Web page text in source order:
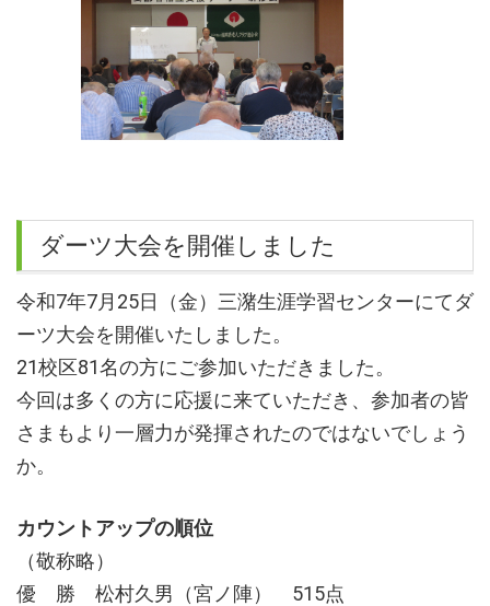
ダーツ大会を開催しました
令和7年7月25日（金）三潴生涯学習センターにてダ
ーツ大会を開催いたしました。
21校区81名の方にご参加いただきました。
今回は多くの方に応援に来ていただき、参加者の皆
さまもより一層力が発揮されたのではないでしょう
か。
カウントアップの順位
（敬称略）
優 勝 松村久男（宮ノ陣） 515点